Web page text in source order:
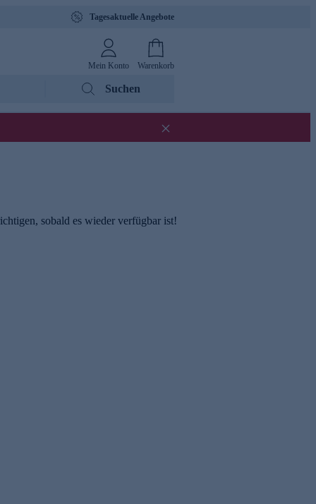
Tagesaktuelle Angebote
Mein Konto Warenkorb
Suchen
sobald es wieder verfügbar ist!